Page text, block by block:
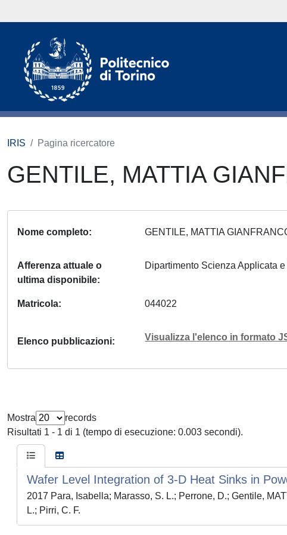
IRIS Pagina ricercatore
GENTILE, MATTIA
Nome completo GENTILE, MATTIA
Afferenza attuale o
ultima disponibile
Dipartimento Scienza Applicata
Matricola 044022
Elenco pubblicazioni Visualizza l'elenco in formato
Mostra
records
Risultati 1 - 1 di 1 (tempo di esecuzione: 0.003 secondi).
Wafer Level Integration of 3-D Heat Sinks in
2017 Para, Isabella; Marasso, S. L.; Perrone, D.; Gentile,
L.; Pirri, C. F.